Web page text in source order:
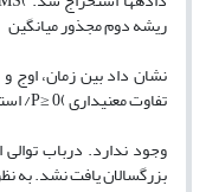
ریشه دوم مجذور میانگین
نشان داد بین زمان، اوج
تفاوت معنیداری )P≥ 0/ استودنت برای دو گروه مستقل ) 05 t نتایج آماری
وجود ندارد. درباب
بزرگسالان یافت نشد. به